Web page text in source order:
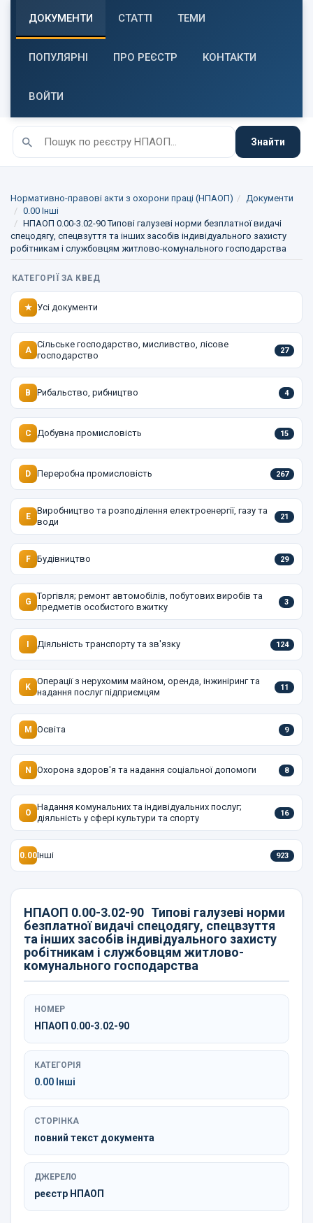
ДОКУМЕНТИ СТАТТІ ТЕМИ
ПОПУЛЯРНІ ПРО РЕЄСТР КОНТАКТИ
ВОЙТИ
Знайти
Нормативно-правові акти з охорони праці (НПАОП)
Документи
0.00 Інші
НПАОП 0.00-3.02-90 Типові галузеві норми безплатної видачі
спецодягу, спецвзуття та інших засобів індивідуального захисту
робітникам і службовцям житлово-комунального господарства
КАТЕГОРІЇ ЗА КВЕД
★ Усі документи
A
Сільське господарство, мисливство, лісове
господарство
27
B Рибальство, рибництво 4
C Добувна промисловість 15
D Переробна промисловість 267
E
Виробництво та розподілення електроенергії, газу та
води
21
F Будівництво 29
G
Торгівля; ремонт автомобілів, побутових виробів та
предметів особистого вжитку
3
I Діяльність транспорту та зв'язку 124
K
Операції з нерухомим майном, оренда, інжиніринг та
надання послуг підприємцям
11
M Освіта 9
N Охорона здоров'я та надання соціальної допомоги 8
O
Надання комунальних та індивідуальних послуг;
діяльність у сфері культури та спорту
16
0.00Інші 923
НПАОП 0.00-3.02-90 Типові галузеві норми
безплатної видачі спецодягу, спецвзуття
та інших засобів індивідуального захисту
робітникам і службовцям житлово-
комунального господарства
НОМЕР
НПАОП 0.00-3.02-90
КАТЕГОРІЯ
0.00 Інші
СТОРІНКА
повний текст документа
ДЖЕРЕЛО
реєстр НПАОП